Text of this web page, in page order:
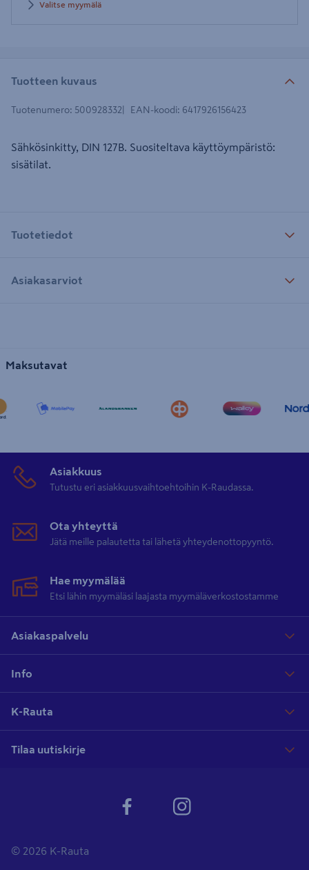
Valitse myymälä
Tuotteen kuvaus
Tuotenumero: 500928332 EAN-koodi: 6417926156423
Sähkösinkitty, DIN 127B. Suositeltava käyttöympäristö:
sisätilat.
Tuotetiedot
Asiakasarviot
Maksutavat
Asiakkuus
Tutustu eri asiakkuusvaihtoehtoihin K-Raudassa.
Ota yhteyttä
Jätä meille palautetta tai lähetä yhteydenottopyyntö.
Hae myymälää
Etsi lähin myymäläsi laajasta myymäläverkostostamme
Asiakaspalvelu
Info
K-Rauta
Tilaa uutiskirje
© 2026 K-Rauta